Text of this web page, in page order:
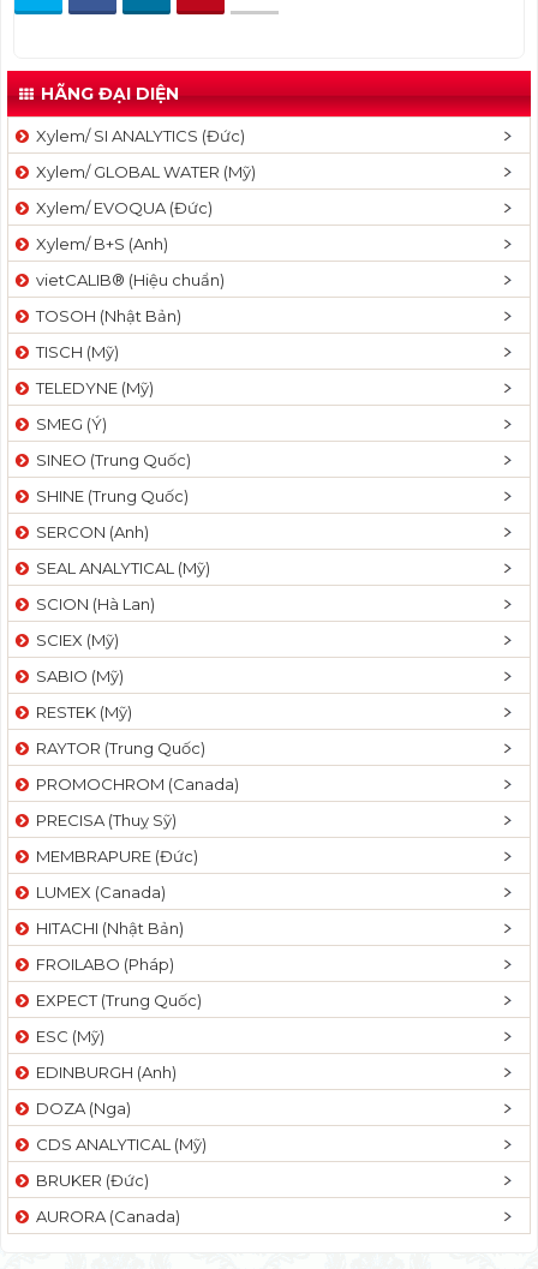
HÃNG ĐẠI DIỆN
Xylem/ SI ANALYTICS (Đức)
Xylem/ GLOBAL WATER (Mỹ)
Xylem/ EVOQUA (Đức)
Xylem/ B+S (Anh)
vietCALIB® (Hiệu chuẩn)
TOSOH (Nhật Bản)
TISCH (Mỹ)
TELEDYNE (Mỹ)
SMEG (Ý)
SINEO (Trung Quốc)
SHINE (Trung Quốc)
SERCON (Anh)
SEAL ANALYTICAL (Mỹ)
SCION (Hà Lan)
SCIEX (Mỹ)
SABIO (Mỹ)
RESTEK (Mỹ)
RAYTOR (Trung Quốc)
PROMOCHROM (Canada)
PRECISA (Thuỵ Sỹ)
MEMBRAPURE (Đức)
LUMEX (Canada)
HITACHI (Nhật Bản)
FROILABO (Pháp)
EXPECT (Trung Quốc)
ESC (Mỹ)
EDINBURGH (Anh)
DOZA (Nga)
CDS ANALYTICAL (Mỹ)
BRUKER (Đức)
AURORA (Canada)